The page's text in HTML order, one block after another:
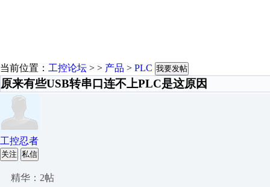
当前位置： 工控论坛 > > 产品 > PLC 我要发帖
原来有些USB转串口连不上PLC是这原因
工控忍者
关注 私信
精华：2帖